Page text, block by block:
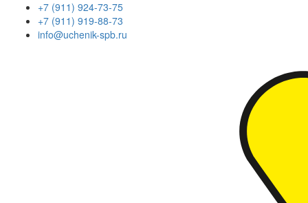
+7 (911) 924-73-75
+7 (911) 919-88-73
info@uchenik-spb.ru